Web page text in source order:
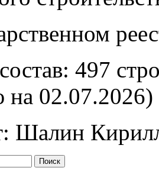
497
на 02.07.2026)
Шалин